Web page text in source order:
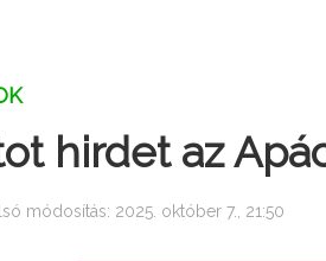
hirdet az
módosítás: 2025. október 7., 21:50